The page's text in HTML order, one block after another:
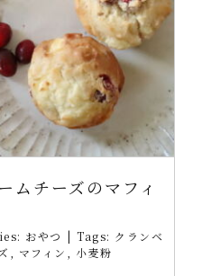
ムチーズのマフィ
おやつ | Tags: クランベ
マフィン 小麦粉